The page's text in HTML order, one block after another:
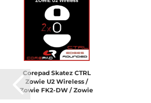
Corepad Skatez CTRL
Zowie U2 Wireless /
Zowie FK2-DW / Zowie